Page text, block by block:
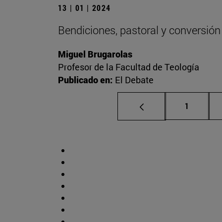
13 | 01 | 2024
Bendiciones, pastoral y conversión
Miguel Brugarolas
Profesor de la Facultad de Teología
Publicado en: El Debate
Página
1